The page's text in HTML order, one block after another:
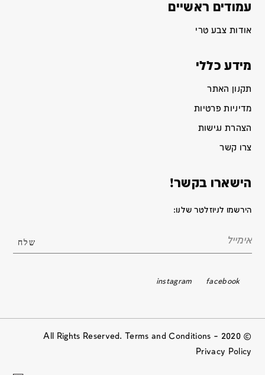
עמודים ראשיים
אודות צבע טרי
מידע כללי
תקנון האתר
מדיניות פרטיות
הצהרת נגישות
צרו קשר
הישארו בקשר!
הירשמו לניוזלטר שלנו:
facebook
instagram
© 2020 All Rights Reserved. Terms and Conditions –
Privacy Policy